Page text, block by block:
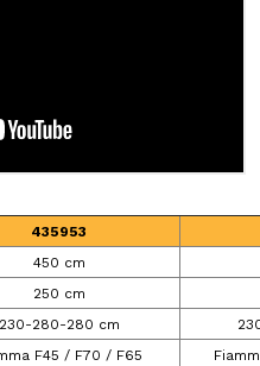
435953
450 cm
250 cm
230-280-280 cm
F45 / F70 / F65